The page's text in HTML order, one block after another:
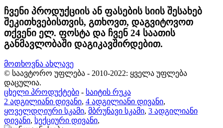
ჩვენი პროდუქციის ან ფასების სიის შესახებ
შეკითხვებისთვის, გთხოვთ, დაგვიტოვოთ
თქვენი ელ. ფოსტა და ჩვენ 24 საათის
განმავლობაში დაგიკავშირდებით.
მოთხოვნა ახლავე
© საავტორო უფლება - 2010-2022: ყველა უფლება
დაცულია.
ცხელი პროდუქტები - საიტის რუკა
2 ადგილიანი დივანი, 4 ადგილიანი დივანი,
ყოველდღიური სკამი, მბრუნავი სკამი, 3 ადგილიანი
დივანი, სექციური დივანი,